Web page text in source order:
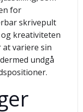
for
skrivepult
kreativiteten
variere sin
undgå